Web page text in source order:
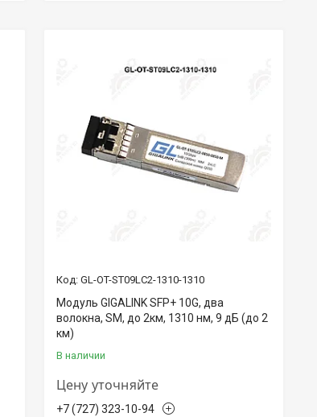
GL-OT-ST09LC2-1310-1310
Модуль GIGALINK SFP+ 10G, два
волокна, SM, до 2км, 1310 нм, 9 дБ (до 2
км)
В наличии
Цену уточняйте
+7 (727) 323-10-94